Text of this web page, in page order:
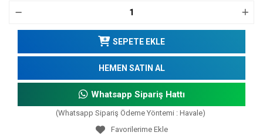
SEPETE EKLE
HEMEN SATIN AL
Whatsapp Sipariş Hattı
(Whatsapp Sipariş Ödeme Yöntemi : Havale)